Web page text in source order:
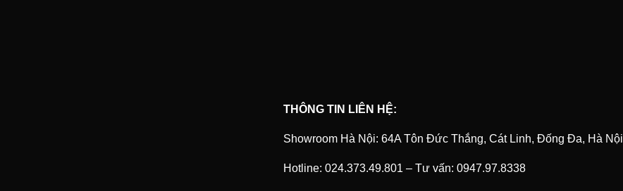
THÔNG TIN LIÊN HỆ:
Showroom Hà Nội: 64A Tôn Đức Thắng, Cát Linh, Đống Đa, Hà Nội
Hotline: 024.373.49.801 – Tư vấn: 0947.97.8338